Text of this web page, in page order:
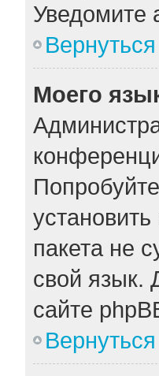
Уведомите
Моего
пакета не
свой язык.
сайте